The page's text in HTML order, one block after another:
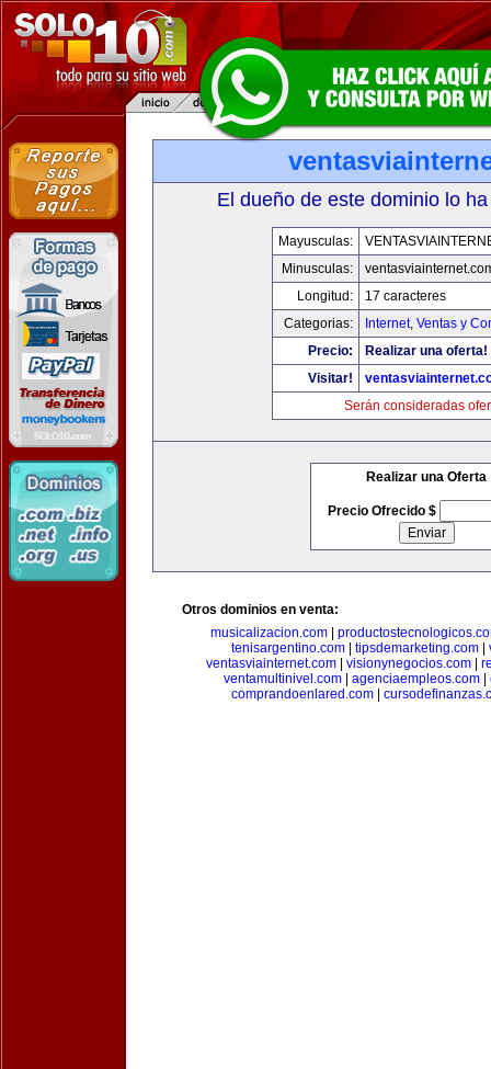
El dueño de este dominio lo
Mayusculas:
Minusculas:
Longitud:
17 caracteres
Categorias:
Internet, Ventas y
Precio:
Realizar una oferta!
Visitar!
Serán consideradas
Realizar una Oferta
Precio Ofrecido $
Otros dominios en venta:
musicalizacion.com|
tenisargentino.com
tipsdemarketing.com
ventasviainternet.com
visionynegocios.com
ventamultinivel.com| agenciaempleos.com|
comprandoenlared.com|